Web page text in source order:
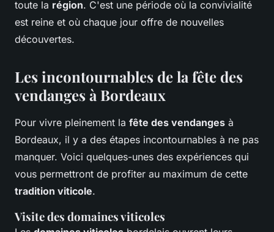
toute la région. C'est une période où la convivialité
est reine et où chaque jour offre de nouvelles
découvertes.
Les incontournables de la fête des
vendanges à Bordeaux
Pour vivre pleinement la fête des vendanges à
Bordeaux, il y a des étapes incontournables à ne pas
manquer. Voici quelques-unes des expériences qui
vous permettront de profiter au maximum de cette
tradition viticole.
Visite des domaines viticoles